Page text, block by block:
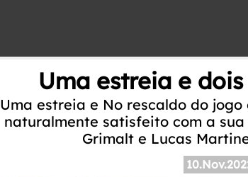
Uma estreia e
Uma estreia e No rescaldo do
naturalmente satisfeito com a
Grimalt e Lucas